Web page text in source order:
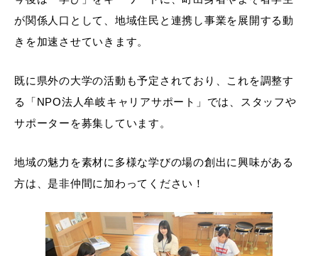
が関係人口として、地域住民と連携し事業を展開する動
きを加速させていきます。
既に県外の大学の活動も予定されており、これを調整す
る「NPO法人牟岐キャリアサポート」では、スタッフや
サポーターを募集しています。
地域の魅力を素材に多様な学びの場の創出に興味がある
方は、是非仲間に加わってください！